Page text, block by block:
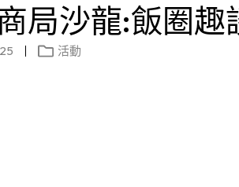
商局沙龍:飯圈趣
活動